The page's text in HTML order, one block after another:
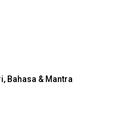
Bahasa & Mantra